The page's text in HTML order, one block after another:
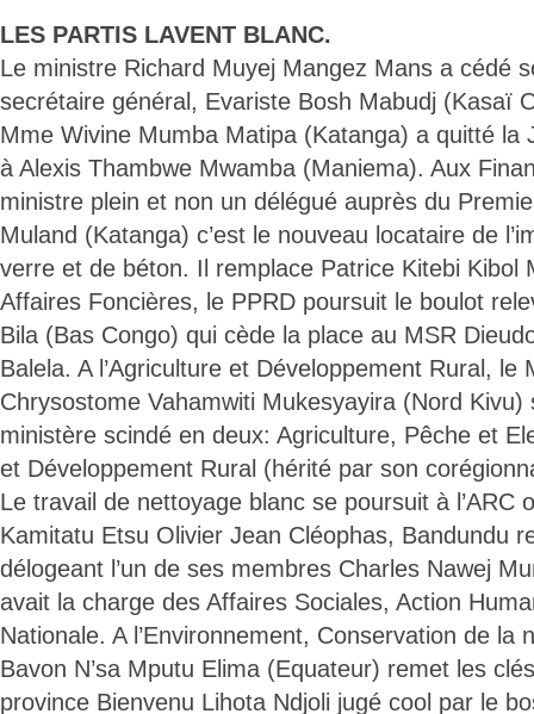
LES PARTIS LAVENT BLANC.
Le ministre Richard Muyej Mangez Mans a cédé
secrétaire général, Evariste Bosh Mabudj (Kasaï
Mme Wivine Mumba Matipa (Katanga) a quitté la
à Alexis Thambwe Mwamba (Maniema). Aux
ministre plein et non un délégué auprès du
Muland (Katanga) c’est le nouveau locataire de
verre et de béton. Il remplace Patrice Kitebi Kibol
Affaires Foncières, le PPRD poursuit le boulot
Bila (Bas Congo) qui cède la place au MSR
Balela. A l’Agriculture et Développement Rural, le
Chrysostome Vahamwiti Mukesyayira (Nord Kivu)
ministère scindé en deux: Agriculture, Pêche et
et Développement Rural (hérité par son
Le travail de nettoyage blanc se poursuit à l’ARC
Kamitatu Etsu Olivier Jean Cléophas, Bandundu
délogeant l’un de ses membres Charles Nawej
avait la charge des Affaires Sociales, Action
Nationale. A l’Environnement, Conservation de la
Bavon N’sa Mputu Elima (Equateur) remet les
province Bienvenu Lihota Ndjoli jugé cool par le